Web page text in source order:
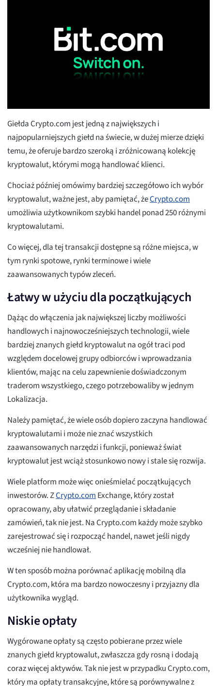
Giełda Crypto.com jest jedną z największych i
najpopularniejszych giełd na świecie, w dużej mierze dzięki
temu, że oferuje bardzo szeroką i zróżnicowaną kolekcję
kryptowalut, którymi mogą handlować klienci.
Chociaż później omówimy bardziej szczegółowo ich wybór
kryptowalut, ważne jest, aby pamiętać, żeCrypto.com
umożliwia użytkownikom szybki handel ponad 250 różnymi
kryptowalutami.
Co więcej, dla tej transakcji dostępne są różne miejsca, w
tym rynki spotowe, rynki terminowe i wiele
zaawansowanych typów zleceń.
Łatwy w użyciu dla początkujących
Dążąc do włączenia jak największej liczby możliwości
handlowych i najnowocześniejszych technologii, wiele
bardziej znanych giełd kryptowalut na ogół traci pod
względem docelowej grupy odbiorców i wprowadzania
klientów, mając na celu zapewnienie doświadczonym
traderom wszystkiego, czego potrzebowaliby w jednym
Lokalizacja.
Należy pamiętać, że wiele osób dopiero zaczyna handlować
kryptowalutami i może nie znać wszystkich
zaawansowanych narzędzi i funkcji, ponieważ świat
kryptowalut jest wciąż stosunkowo nowy i stale się rozwija.
Wiele platform może więc onieśmielać początkujących
inwestorów. ZCrypto.comExchange, który został
opracowany, aby ułatwić przeglądanie i składanie
zamówień, tak nie jest. Na Crypto.com każdy może szybko
zarejestrować się i rozpocząć handel, nawet jeśli nigdy
wcześniej nie handlował.
W ten sposób można porównać aplikację mobilną dla
Crypto.com, która ma bardzo nowoczesny i przyjazny dla
użytkownika wygląd.
Niskie opłaty
Wygórowane opłaty są często pobierane przez wiele
znanych giełd kryptowalut, zwłaszcza gdy rosną i dodają
coraz więcej aktywów. Tak nie jest w przypadku Crypto.com,
który ma opłaty transakcyjne, które są porównywalne z